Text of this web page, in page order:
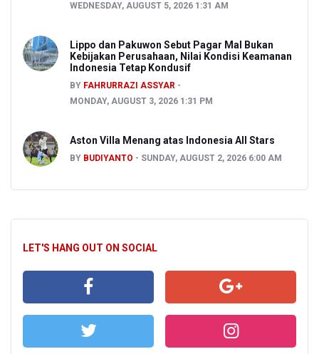
WEDNESDAY, AUGUST 5, 2026 1:31 AM
Lippo dan Pakuwon Sebut Pagar Mal Bukan
Kebijakan Perusahaan, Nilai Kondisi Keamanan
Indonesia Tetap Kondusif
BY FAHRURRAZI ASSYAR
MONDAY, AUGUST 3, 2026 1:31 PM
Aston Villa Menang atas Indonesia All Stars
BY BUDIYANTO SUNDAY, AUGUST 2, 2026 6:00 AM
LET'S HANG OUT ON SOCIAL